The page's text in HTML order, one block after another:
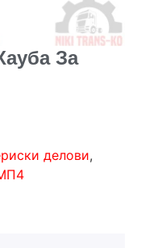
За
делови,